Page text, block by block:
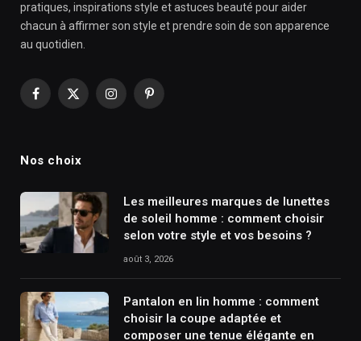
pratiques, inspirations style et astuces beauté pour aider
chacun à affirmer son style et prendre soin de son apparence
au quotidien.
Facebook
X
InstagramPinterest
Nos choix
Les meilleures marques de lunettes
de soleil homme : comment choisir
selon votre style et vos besoins ?
août 3, 2026
Pantalon en lin homme : comment
choisir la coupe adaptée et
composer une tenue élégante en